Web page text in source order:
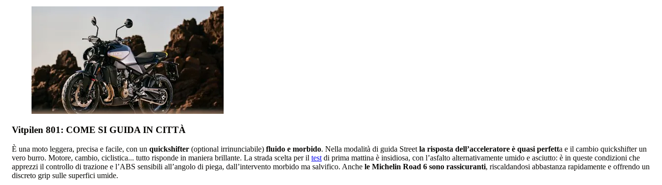
Vitpilen 801: COME SI GUIDA IN CITTÀ
È una moto leggera, precisa e facile, con un quickshifter (optional irrinunciabile) fluido e morbido. Nella modalità di guida Street la risposta dell’acceleratore è quasi perfetta e il cambio quickshifter un
vero burro. Motore, cambio, ciclistica... tutto risponde in maniera brillante. La strada scelta per il test di prima mattina è insidiosa, con l’asfalto alternativamente umido e asciutto: è in queste condizioni che
apprezzi il controllo di trazione e l’ABS sensibili all’angolo di piega, dall’intervento morbido ma salvifico. Anche le Michelin Road 6 sono rassicuranti, riscaldandosi abbastanza rapidamente e offrendo un
discreto grip sulle superfici umide.